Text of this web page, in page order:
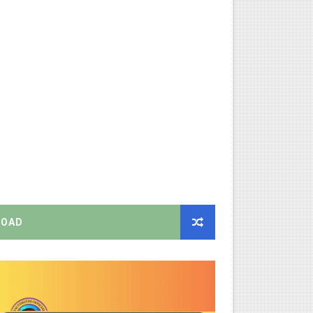
மதிப்பெண் சான்றிதழ் பதிவிறக்கம் செய்வது எப்படி? DGE முக்கிய
இயக்குநராக கலைச்செல்வி மோகன், IAS நியமனம் - அரசாணை
முதலமைச்சரின் நிலையான ஆணைகள் (TN Govt Standing
வெளியீடு!
- ஆட்சியர் சுற்றறிக்கை!
வெளியிட்ட முக்கிய அறிவிப்பு!